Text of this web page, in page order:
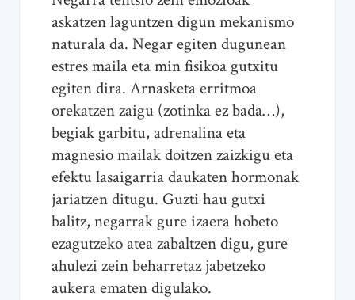
askatzen laguntzen digun mekanismo
naturala da. Negar egiten dugunean
estres maila eta min fisikoa gutxitu
egiten dira. Arnasketa erritmoa
orekatzen zaigu (zotinka ez bada…),
begiak garbitu, adrenalina eta
magnesio mailak doitzen zaizkigu eta
efektu lasaigarria daukaten hormonak
jariatzen ditugu. Guzti hau gutxi
balitz, negarrak gure izaera hobeto
ezagutzeko atea zabaltzen digu, gure
ahulezi zein beharretaz jabetzeko
aukera ematen digulako.